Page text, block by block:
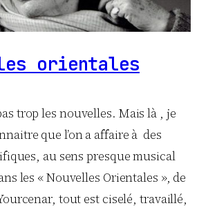
orientales
trop les nouvelles. Mais là , je
que l’on a affaire à des
au sens presque musical
les « Nouvelles Orientales », de
tout est ciselé, travaillé,